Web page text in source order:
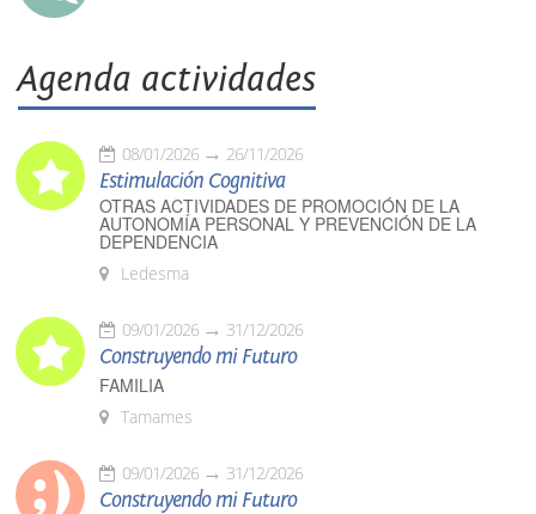
Agenda actividades
08/01/2026 26/11/2026
Estimulación Cognitiva
OTRAS ACTIVIDADES DE PROMOCIÓN DE LA
AUTONOMÍA PERSONAL Y PREVENCIÓN DE LA
DEPENDENCIA
Ledesma
09/01/2026 31/12/2026
Construyendo mi Futuro
FAMILIA
Tamames
09/01/2026 31/12/2026
Construyendo mi Futuro